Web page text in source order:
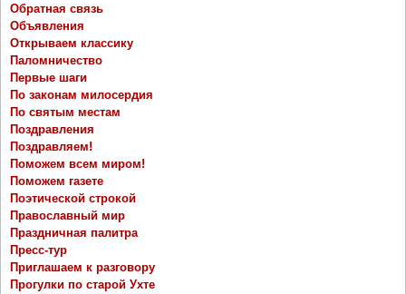
Обратная связь
Объявления
Открываем классику
Паломничество
Первые шаги
По законам милосердия
По святым местам
Поздравления
Поздравляем!
Поможем всем миром!
Поможем газете
Поэтической строкой
Православный мир
Праздничная палитра
Пресс-тур
Приглашаем к разговору
Прогулки по старой Ухте